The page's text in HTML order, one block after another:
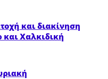
και διακίνηση
Χαλκιδική